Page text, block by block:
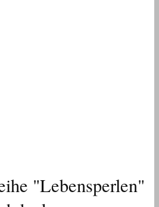
"Lebensperlen"